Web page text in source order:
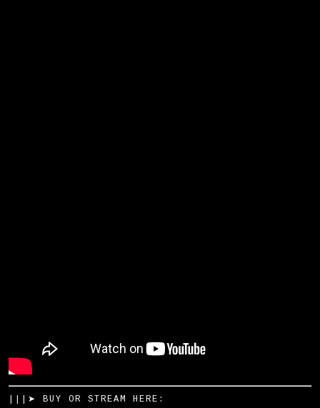
|||➤ BUY OR STREAM HERE: